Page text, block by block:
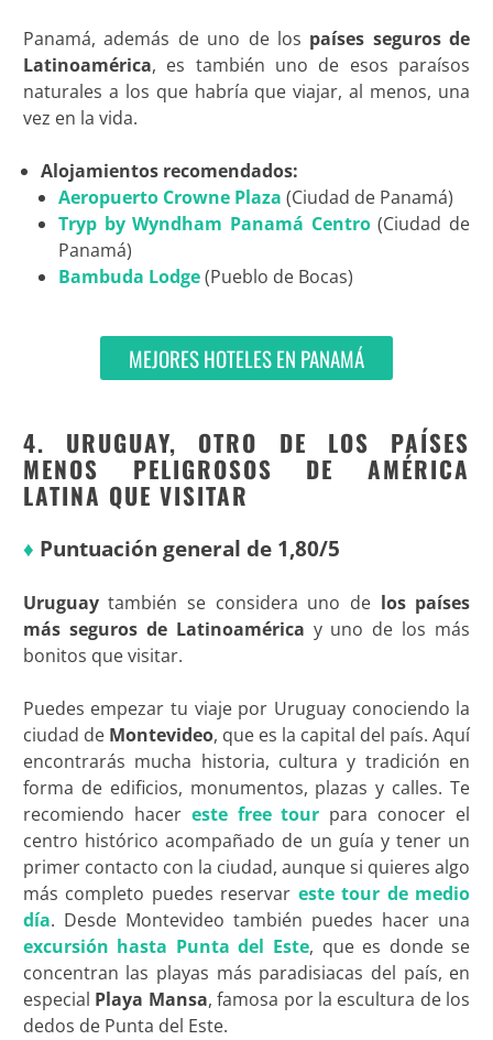
Panamá, además de uno de los países seguros de
Latinoamérica, es también uno de esos paraísos
naturales a los que habría que viajar, al menos, una
vez en la vida.
Alojamientos recomendados:
Aeropuerto Crowne Plaza (Ciudad de Panamá)
Tryp by Wyndham Panamá Centro (Ciudad de
Panamá)
Bambuda Lodge(Pueblo de Bocas)
MEJORES HOTELES EN PANAMÁ
4. URUGUAY, OTRO DE LOS PAÍSES
MENOS PELIGROSOS DE AMÉRICA
LATINA QUE VISITAR
♦ Puntuación general de 1,80/5
Uruguaytambién se considera uno de los países
más seguros de Latinoamérica y uno de los más
bonitos que visitar.
Puedes empezar tu viaje por Uruguay conociendo la
ciudad de Montevideo, que es la capital del país. Aquí
encontrarás mucha historia, cultura y tradición en
forma de edificios, monumentos, plazas y calles. Te
recomiendo hacer este free tour para conocer el
centro histórico acompañado de un guía y tener un
primer contacto con la ciudad, aunque si quieres algo
más completo puedes reservar este tour de medio
día. Desde Montevideo también puedes hacer una
excursión hasta Punta del Este, que es donde se
concentran las playas más paradisiacas del país, en
especial Playa Mansa, famosa por la escultura de los
dedos de Punta del Este.